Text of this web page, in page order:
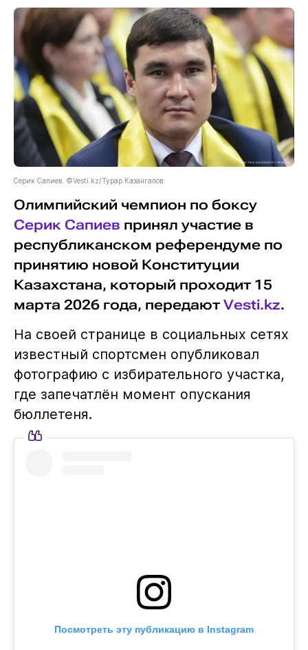
Серик Сапиев. ©Vesti.kz/Турар Казангапов
Олимпийский чемпион по боксу
Серик Сапиев принял участие в
республиканском референдуме по
принятию новой Конституции
Казахстана, который проходит 15
марта 2026 года, передают Vesti.kz.
На своей странице в социальных сетях
известный спортсмен опубликовал
фотографию с избирательного участка,
где запечатлён момент опускания
бюллетеня.
Посмотреть эту публикацию в Instagram